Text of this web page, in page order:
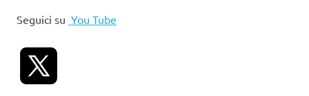
Seguici su You Tube